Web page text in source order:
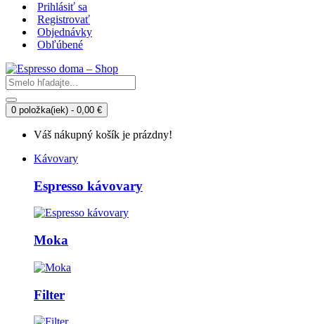
Prihlásiť sa
Registrovať
Objednávky
Obľúbené
0 položka(iek) - 0,00 €
Váš nákupný košík je prázdny!
Kávovary
Espresso kávovary
Moka
Filter